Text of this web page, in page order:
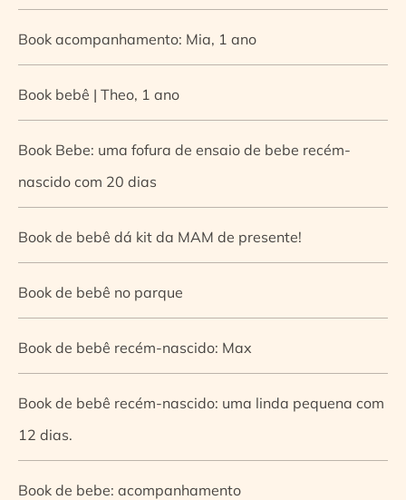
Book acompanhamento: Mia, 1 ano
Book bebê | Theo, 1 ano
Book Bebe: uma fofura de ensaio de bebe recém-
nascido com 20 dias
Book de bebê dá kit da MAM de presente!
Book de bebê no parque
Book de bebê recém-nascido: Max
Book de bebê recém-nascido: uma linda pequena com
12 dias.
Book de bebe: acompanhamento